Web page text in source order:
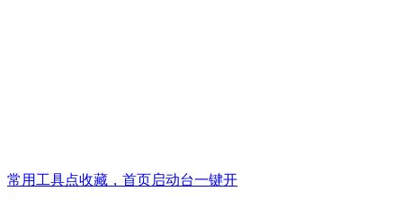
常用工具点收藏，首页启动台一键开